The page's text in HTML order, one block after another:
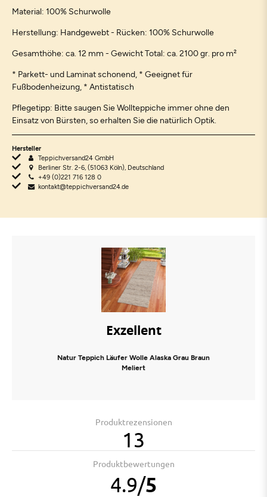
Material: 100% Schurwolle
Herstellung: Handgewebt - Rücken: 100% Schurwolle
Gesamthöhe: ca. 12 mm - Gewicht Total: ca. 2100 gr. pro m²
* Parkett- und Laminat schonend, * Geeignet für
Fußbodenheizung, * Antistatisch
Pflegetipp: Bitte saugen Sie Wollteppiche immer ohne den
Einsatz von Bürsten, so erhalten Sie die natürlich Optik.
Hersteller
Teppichversand24 GmbH
Berliner Str. 2-6, (51063 Köln), Deutschland
+49 (0)221 716 128 0
kontakt@teppichversand24.de
Exzellent
Natur Teppich Läufer Wolle Alaska Grau Braun
Meliert
Produktrezensionen
13
Produktbewertungen
4.9/5